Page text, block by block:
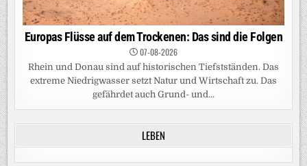
Europas Flüsse auf dem Trockenen: Das sind die Folgen
07-08-2026
Rhein und Donau sind auf historischen Tiefstständen. Das
extreme Niedrigwasser setzt Natur und Wirtschaft zu. Das
gefährdet auch Grund- und...
LEBEN